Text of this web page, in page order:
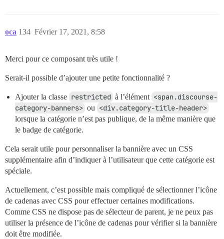
oca Février 17, 2021, 8:58
134
Merci pour ce composant très utile !
Serait-il possible d’ajouter une petite fonctionnalité ?
Ajouter la classe restricted à l’élément <span.discourse-
category-banners> ou <div.category-title-header>
lorsque la catégorie n’est pas publique, de la même manière que
le badge de catégorie.
Cela serait utile pour personnaliser la bannière avec un CSS
supplémentaire afin d’indiquer à l’utilisateur que cette catégorie est
spéciale.
Actuellement, c’est possible mais compliqué de sélectionner l’icône
de cadenas avec CSS pour effectuer certaines modifications.
Comme CSS ne dispose pas de sélecteur de parent, je ne peux pas
utiliser la présence de l’icône de cadenas pour vérifier si la bannière
doit être modifiée.